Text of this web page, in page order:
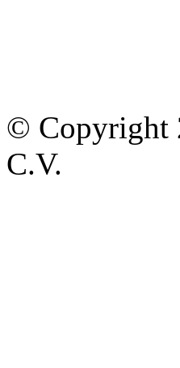
© Copyright
C.V.